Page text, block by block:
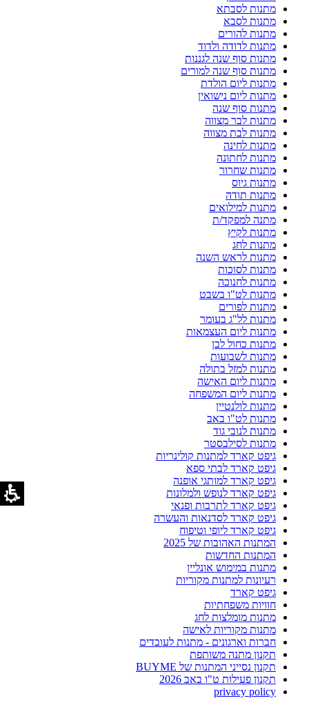
מתנות לסבתא
מתנות לסבא
מתנות להורים
מתנות לדודה ולדוד
מתנות סוף שנה לגננות
מתנות סוף שנה למורים
מתנות ליום הולדת
מתנות ליום נישואין
מתנות סוף שנה
מתנות לבר מצווה
מתנות לבת מצווה
מתנות לחינה
מתנות לחתונה
מתנות שחרור
מתנות גיוס
מתנות תודה
מתנות למילואים
מתנה למפקד/ת
מתנות לקיץ
מתנות לחג
מתנות לראש השנה
מתנות לסוכות
מתנות לחנוכה
מתנות לט"ו בשבט
מתנות לפורים
מתנות לל"ג בעומר
מתנות ליום העצמאות
מתנות כחול לבן
מתנות לשבועות
מתנות למזל בתולה
מתנות ליום האישה
מתנות ליום המשפחה
מתנות לולנטיין
מתנות לט"ו באב
מתנות לנובי גוד
מתנות לסילבסטר
גיפט קארד למתנות קולינריות
גיפט קארד לבתי ספא
גיפט קארד למותגי אופנה
גיפט קארד לנופש ולמלונות
גיפט קארד לתרבות ופנאי
גיפט קארד לסדנאות והעשרה
גיפט קארד ליופי וטיפוח
המתנות האהובות של 2025
המתנות החדשות
מתנות במימוש אונליין
רעיונות למתנות מקוריות
גיפט קארד
חוויות משפחתיות
מתנות מומלצות לחג
מתנות מקוריות לאישה
חברות וארגונים - מתנות לעובדים
תקנון מתנה משותפת
תקנון נסייני המתנות של BUYME
תקנון פעילות ט"ו באב 2026
privacy policy